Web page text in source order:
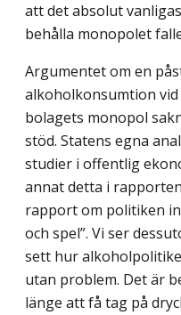
att det absolut
behålla monopolet
Argumentet om en
alkoholkonsumtion
bolagets monopol
stöd. Statens egna
studier i offentlig
annat detta i rapporten
rapport om politiken
och spel”. Vi ser
sett hur
utan problem. Det är
länge att få tag på